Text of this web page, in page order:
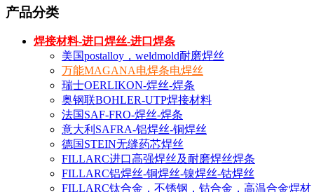
产品分类
焊接材料-进口焊丝-进口焊条
美国postalloy，weldmold耐磨焊丝
万能MAGANA电焊条电焊丝
瑞士OERLIKON-焊丝-焊条
奥钢联BOHLER-UTP焊接材料
法国SAF-FRO-焊丝-焊条
意大利SAFRA-铝焊丝-铜焊丝
德国STEIN无缝药芯焊丝
FILLARC进口高强焊丝及耐磨焊丝焊条
FILLARC铝焊丝-铜焊丝-镍焊丝-钴焊丝
FILLARC钛合金，不锈钢，钴合金，高温合金焊材